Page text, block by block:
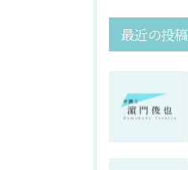
最近の投稿